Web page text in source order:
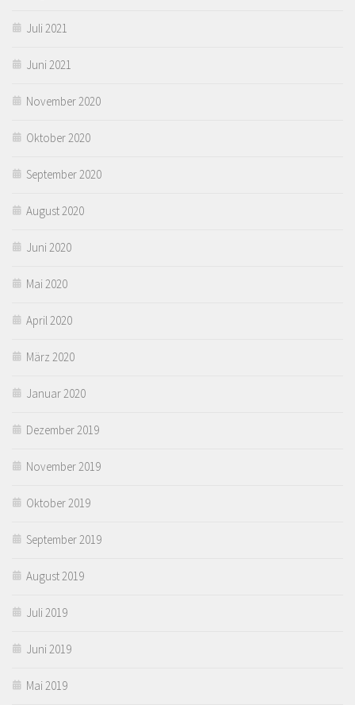
Juli 2021
Juni 2021
November 2020
Oktober 2020
September 2020
August 2020
Juni 2020
Mai 2020
April 2020
März 2020
Januar 2020
Dezember 2019
November 2019
Oktober 2019
September 2019
August 2019
Juli 2019
Juni 2019
Mai 2019